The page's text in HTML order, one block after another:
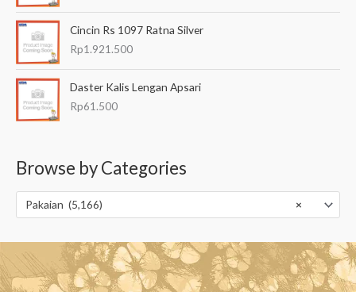
Cincin Rs 1097 Ratna Silver
Rp1.921.500
Daster Kalis Lengan Apsari
Rp61.500
Browse by Categories
×
Pakaian (5,166)